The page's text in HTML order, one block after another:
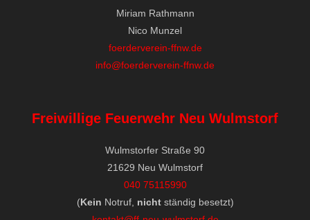
Miriam Rathmann
Nico Munzel
foerderverein-ffnw.de
info@foerderverein-ffnw.de
Freiwillige Feuerwehr Neu Wulmstorf
Wulmstorfer Straße 90
21629 Neu Wulmstorf
040 75115990
(Kein Notruf, nicht ständig besetzt)